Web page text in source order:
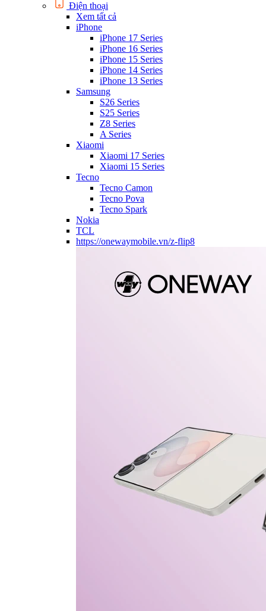
Điện thoại
Xem tất cả
iPhone
iPhone 17 Series
iPhone 16 Series
iPhone 15 Series
iPhone 14 Series
iPhone 13 Series
Samsung
S26 Series
S25 Series
Z8 Series
A Series
Xiaomi
Xiaomi 17 Series
Xiaomi 15 Series
Tecno
Tecno Camon
Tecno Pova
Tecno Spark
Nokia
TCL
https://onewaymobile.vn/z-flip8